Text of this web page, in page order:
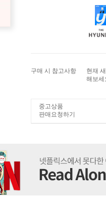
구매 시 참고사항
현재
해보세
중고상품
판매요청하기